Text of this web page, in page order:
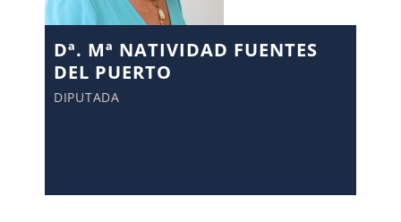
Dª. Mª NATIVIDAD FUENTES
DEL PUERTO
DIPUTADA